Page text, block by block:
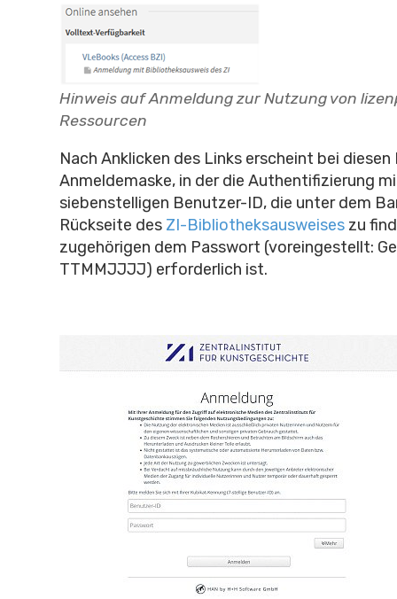
Hinweis auf Anmeldung zur Nutzung von
Ressourcen
Nach Anklicken des Links erscheint bei diesen
Anmeldemaske, in der die Authentifizierung
siebenstelligen Benutzer-ID, die unter dem
Rückseite des ZI-Bibliotheksausweiseszu
zugehörigen dem Passwort (voreingestellt:
TTMMJJJJ) erforderlich ist.